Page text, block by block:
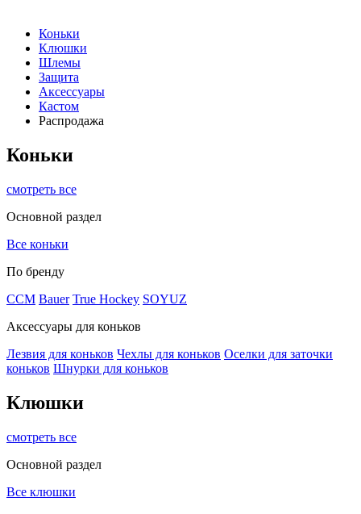
Коньки
Клюшки
Шлемы
Защита
Аксессуары
Кастом
Распродажа
Коньки
смотреть все
Основной раздел
Все коньки
По бренду
ССМ Bauer True Hockey SOYUZ
Аксессуары для коньков
Лезвия для коньков Чехлы для коньков Оселки для заточки
коньков Шнурки для коньков
Клюшки
смотреть все
Основной раздел
Все клюшки